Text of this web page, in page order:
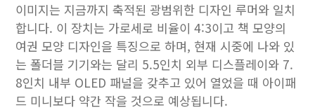
이미지는 지금까지 축적된 광범위한 디자인 루머와 일치
합니다. 이 장치는 가로세로 비율이 4:3이고 책 모양의
여권 모양 디자인을 특징으로 하며, 현재 시중에 나와 있
는 폴더블 기기와는 달리 5.5인치 외부 디스플레이와 7.
8인치 내부 OLED 패널을 갖추고 있어 열었을 때 아이패
드 미니보다 약간 작을 것으로 예상됩니다.